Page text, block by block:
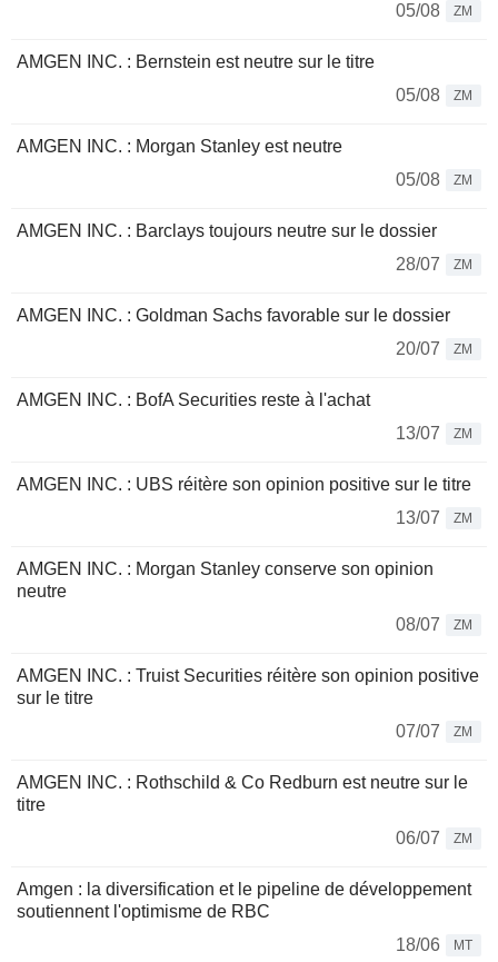
05/08
ZM
AMGEN INC. : Bernstein est neutre sur le titre
05/08
ZM
AMGEN INC. : Morgan Stanley est neutre
05/08
ZM
AMGEN INC. : Barclays toujours neutre sur le dossier
28/07
ZM
AMGEN INC. : Goldman Sachs favorable sur le dossier
20/07
ZM
AMGEN INC. : BofA Securities reste à l'achat
13/07
ZM
AMGEN INC. : UBS réitère son opinion positive sur le titre
13/07
ZM
AMGEN INC. : Morgan Stanley conserve son opinion
neutre
08/07
ZM
AMGEN INC. : Truist Securities réitère son opinion positive
sur le titre
07/07
ZM
AMGEN INC. : Rothschild & Co Redburn est neutre sur le
titre
06/07
ZM
Amgen : la diversification et le pipeline de développement
soutiennent l'optimisme de RBC
18/06
MT